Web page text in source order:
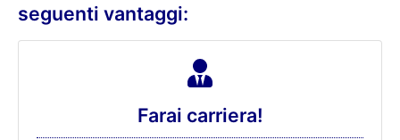
seguenti vantaggi:
Farai carriera!